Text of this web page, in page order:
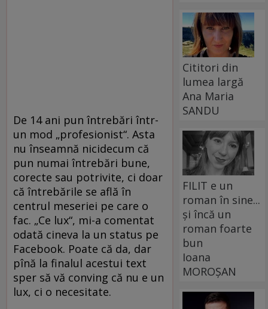
De 14 ani pun întrebări într-
un mod „profesionist“. Asta
nu înseamnă nicidecum că
pun numai întrebări bune,
corecte sau potrivite, ci doar
că întrebările se află în
centrul meseriei pe care o
fac. „Ce lux“, mi-a comentat
odată cineva la un status pe
Facebook. Poate că da, dar
pînă la finalul acestui text
sper să vă conving că nu e un
lux, ci o necesitate.
Cititori din
lumea largă
Ana Maria
SANDU
FILIT e un
roman în sine...
și încă un
roman foarte
bun
Ioana
MOROȘAN